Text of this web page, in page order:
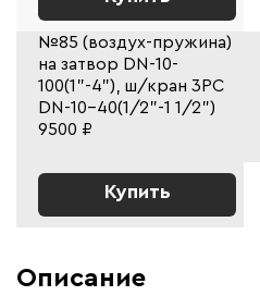
№85 (воздух-пружина)
на затвор DN-10-
100(1"-4"), ш/кран 3PC
DN-10-40(1/2"-1 1/2")
9500 ₽
Купить
Описание